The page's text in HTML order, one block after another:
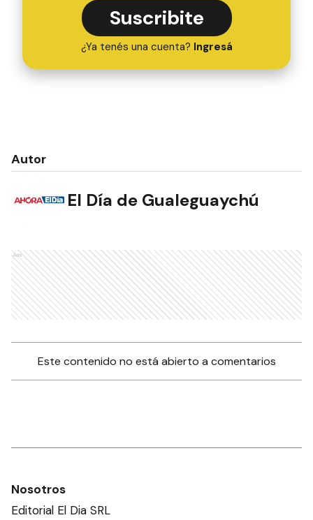
Suscribite
¿Ya tenés una cuenta? Ingresá
Autor
El Día de Gualeguaychú
Ads
Este contenido no está abierto a comentarios
Nosotros
Editorial El Dia SRL